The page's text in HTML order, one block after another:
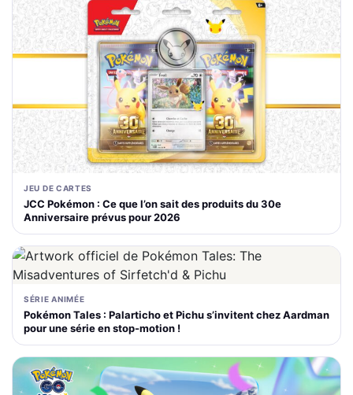
JEU DE CARTES
JCC Pokémon : Ce que l’on sait des produits du 30e
Anniversaire prévus pour 2026
SÉRIE ANIMÉE
Pokémon Tales : Palarticho et Pichu s’invitent chez Aardman
pour une série en stop-motion !